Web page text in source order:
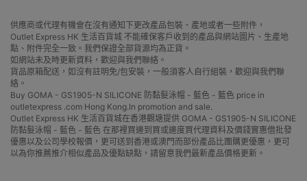
供應商或代理有機會在沒有通知下更改產品包裝、產地或者一些附件，
Outlet Express HK 生活百貨城 不能確保客戶收到的產品與網站圖片、生產地
點、附件完全一致。我們保證全部貨源均為正貨。
如網站未及時更新資料，歡迎與我們聯絡。
貨品原箱配送，如沒有註明免/包安裝，一般須客人自行組裝，歡迎與我們聯
絡。
Buy GOMA - GS1905-N SILICONE 防黏髮泳帽 - 藍色 - 藍色 price in
outletexpress .com Hong Kong.In promotion and sale.
Outlet Express HK 生活百貨城在香港觀塘提供 GOMA - GS1905-N SILICONE
防黏髮泳帽 - 藍色 - 藍色 在那裡買邊到買或邊度買代理資料及價錢實惠借批發
優惠以及公司學校報價，更可送到香港或澳門而部份產品比團購更優惠，更可
以為你推薦推介相似產品及優點缺點，請留意我們最新產品價格更新。